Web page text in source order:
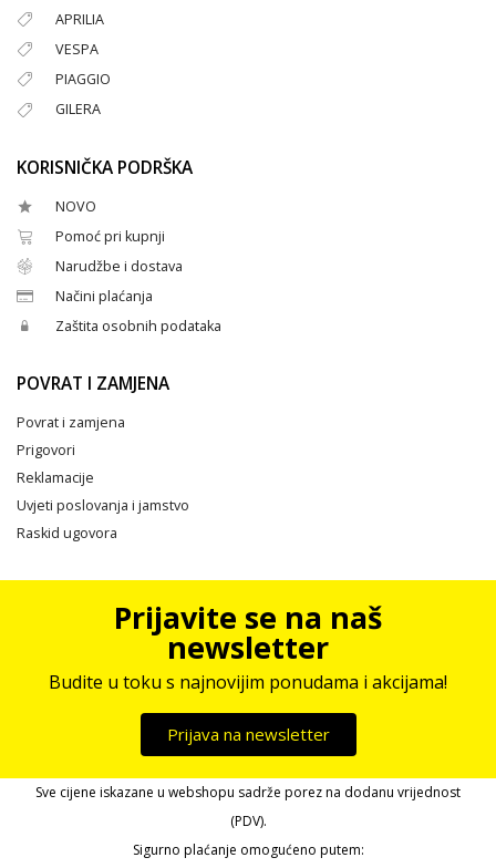
APRILIA
VESPA
PIAGGIO
GILERA
KORISNIČKA PODRŠKA
NOVO
Pomoć pri kupnji
Narudžbe i dostava
Načini plaćanja
Zaštita osobnih podataka
POVRAT I ZAMJENA
Povrat i zamjena
Prigovori
Reklamacije
Uvjeti poslovanja i jamstvo
Raskid ugovora
Prijavite se na naš
newsletter
Budite u toku s najnovijim ponudama i akcijama!
Prijava na newsletter
Sve cijene iskazane u webshopu sadrže porez na dodanu vrijednost
(PDV).
Sigurno plaćanje omogućeno putem: